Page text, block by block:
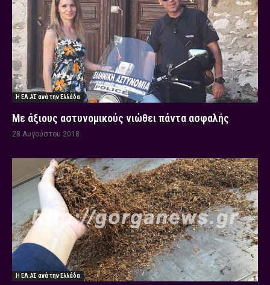
Η ΕΛ.ΑΣ ανά την Ελλάδα
Με άξιους αστυνομικούς νιώθει πάντα ασφαλής
28 Αυγούστου 2018
Η ΕΛ.ΑΣ ανά την Ελλάδα